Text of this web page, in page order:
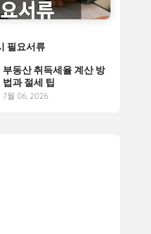
필요서류
부동산 취득세율 계산 방
법과 절세 팁
7월 06, 2026